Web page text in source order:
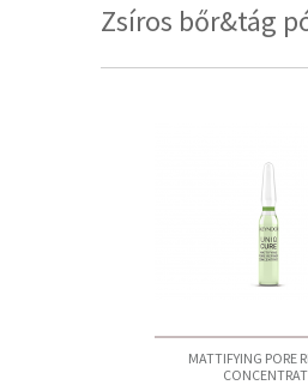
Zsíros bőr&tág
MATTIFYING PORE